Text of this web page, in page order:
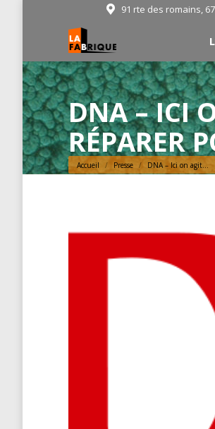
91 rte des romains,
DNA – ICI
RÉPARER
Vous êtes ici :
Accueil Presse DNA – Ici on agit…